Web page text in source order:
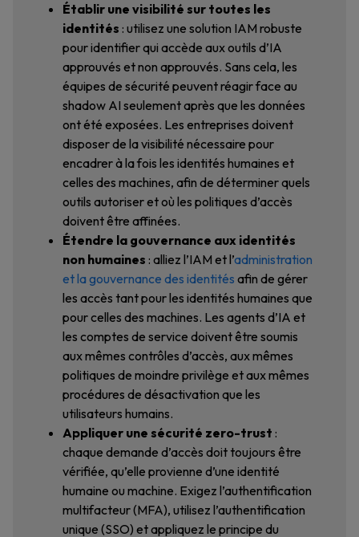
Établir une visibilité sur toutes les
identités : utilisez une solution IAM robuste
pour identifier qui accède aux outils d’IA
approuvés et non approuvés. Sans cela, les
équipes de sécurité peuvent réagir face au
shadow AI seulement après que les données
ont été exposées. Les entreprises doivent
disposer de la visibilité nécessaire pour
encadrer à la fois les identités humaines et
celles des machines, afin de déterminer quels
outils autoriser et où les politiques d’accès
doivent être affinées.
Étendre la gouvernance aux identités
non humaines : alliez l’IAM et l’administration
et la gouvernance des identités afin de gérer
les accès tant pour les identités humaines que
pour celles des machines. Les agents d’IA et
les comptes de service doivent être soumis
aux mêmes contrôles d’accès, aux mêmes
politiques de moindre privilège et aux mêmes
procédures de désactivation que les
utilisateurs humains.
Appliquer une sécurité zero-trust :
chaque demande d’accès doit toujours être
vérifiée, qu’elle provienne d’une identité
humaine ou machine. Exigez l’authentification
multifacteur (MFA), utilisez l’authentification
unique (SSO) et appliquez le principe du